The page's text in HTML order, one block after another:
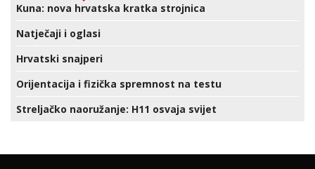
Kuna: nova hrvatska kratka strojnica
Natječaji i oglasi
Hrvatski snajperi
Orijentacija i fizička spremnost na testu
Streljačko naoružanje: H11 osvaja svijet